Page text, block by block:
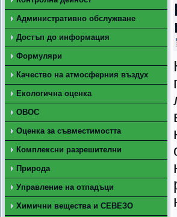
Административно обслужване
Достъп до информация
Формуляри
Качество на атмосферния въздух
Екологична оценка
ОВОС
Оценка за съвместимостта
Комплексни разрешителни
Природа
Управление на отпадъци
Химични вещества и СЕВЕЗО